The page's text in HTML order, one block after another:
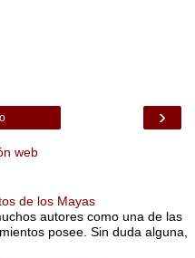
›
web
de los Mayas
autores como una de las
posee. Sin duda alguna,